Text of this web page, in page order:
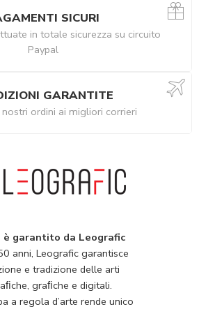
SICURI
in totale sicurezza su circuito
Paypal
GARANTITE
ordini ai migliori corrieri
è garantito da Leografic
anni, Leografic garantisce
e tradizione delle arti
graﬁche e digitali.
a regola d’arte rende unico